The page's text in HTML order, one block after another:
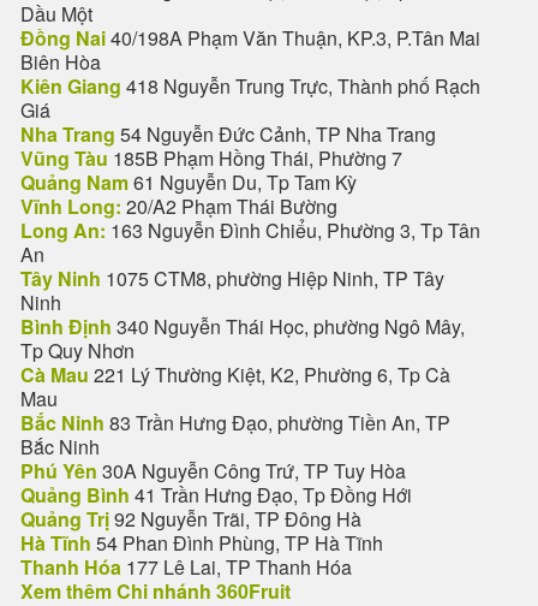
Dầu Một
Đồng Nai40/198A Phạm Văn Thuận, KP.3, P.Tân Mai
Biên Hòa
Kiên Giang 418 Nguyễn Trung Trực, Thành phố Rạch
Giá
Nha Trang 54 Nguyễn Đức Cảnh, TP Nha Trang
Vũng Tàu 185B Phạm Hồng Thái, Phường 7
Quảng Nam61 Nguyễn Du, Tp Tam Kỳ
Vĩnh Long: 20/A2 Phạm Thái Bường
Long An: 163 Nguyễn Đình Chiểu, Phường 3, Tp Tân
An
Tây Ninh 1075 CTM8, phường Hiệp Ninh, TP Tây
Ninh
Bình Định 340 Nguyễn Thái Học, phường Ngô Mây,
Tp Quy Nhơn
Cà Mau 221 Lý Thường Kiệt, K2, Phường 6, Tp Cà
Mau
Bắc Ninh 83 Trần Hưng Đạo, phường Tiền An, TP
Bắc Ninh
Phú Yên 30A Nguyễn Công Trứ, TP Tuy Hòa
Quảng Bình 41 Trần Hưng Đạo, Tp Đồng Hới
Quảng Trị92 Nguyễn Trãi, TP Đông Hà
Hà Tĩnh 54 Phan Đình Phùng, TP Hà Tĩnh
Thanh Hóa 177 Lê Lai, TP Thanh Hóa
Xem thêm Chi nhánh 360Fruit